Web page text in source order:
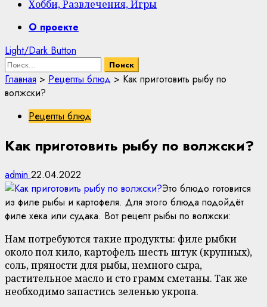
Хобби, Развлечения, Игры
PrimaryО проекте
Light/Dark Button
Найти:
Главная > Рецепты блюд > Как приготовить рыбу по
волжски?
Рецепты блюд
Как приготовить рыбу по волжски?
admin 22.04.2022
Это блюдо готовится
из филе рыбы и картофеля. Для этого блюда подойдёт
филе хека или судака. Вот рецепт рыбы по волжски:
Нам потребуются такие продукты: филе рыбки
около пол кило, картофель шесть штук (крупных),
соль, пряности для рыбы, немного сыра,
растительное масло и сто грамм сметаны. Так же
необходимо запастись зеленью укропа.